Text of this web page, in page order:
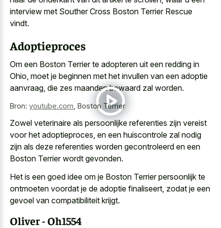
interview met Souther Cross Boston Terrier Rescue
vindt.
Adoptieproces
Om een Boston Terrier te adopteren uit een redding in
Ohio, moet je beginnen met het invullen van een adoptie
aanvraag, die zes maanden bewaard zal worden.
Bron: youtube.com Boston Terrier
Zowel veterinaire als persoonlijke referenties zijn vereist
voor het adoptieproces, en een huiscontrole zal nodig
zijn als deze referenties worden gecontroleerd en een
Boston Terrier wordt gevonden.
Het is een goed idee om je Boston Terrier persoonlijk te
ontmoeten voordat je de adoptie finaliseert, zodat je een
gevoel van compatibiliteit krijgt.
Oliver - Oh1554